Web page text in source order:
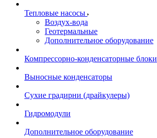
Тепловые насосы
Воздух-вода
Геотермальные
Дополнительное оборудование
Компрессорно-конденсаторные блоки
Выносные конденсаторы
Сухие градирни (драйкулеры)
Гидромодули
Дополнительное оборудование